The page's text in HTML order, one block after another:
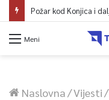
Požar kod Konjica i
Meni
Naslovna/Vijesti/